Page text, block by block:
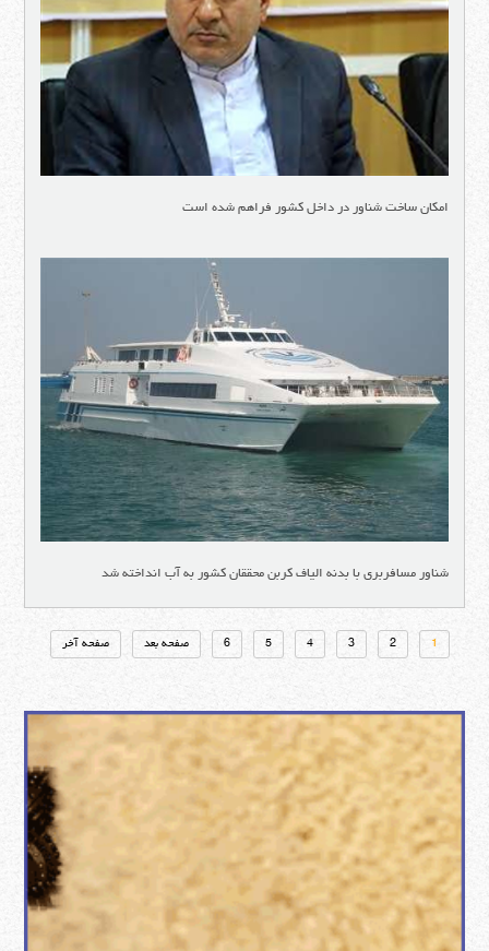
امکان ساخت شناور در داخل کشور فراهم شده است
شناور مسافربری با بدنه الیاف کربن محققان کشور به آب انداخته شد
1
2
3
4
5
6 صفحه بعد صفحه آخر